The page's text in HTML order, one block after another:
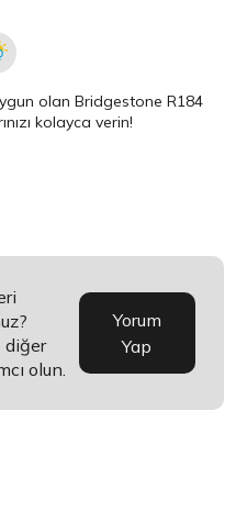
olanBridgestone R184
kolayca verin!
diğer
olun.
Yorum
Yap